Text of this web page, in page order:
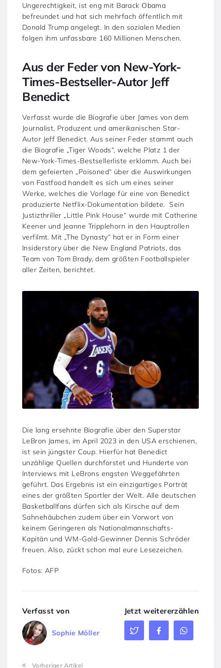
Ungerechtigkeit, ist eng mit Barack Obama
befreundet und hat sich mehrfach öffentlich mit
Donald Trump angelegt. In den sozialen Medien
folgen ihm unfassbare 160 Millionen Menschen.
Aus der Feder von New-York-
Times-Bestseller-Autor Jeff
Benedict
Verfasst wurde die Biografie über James von dem
Journalist, Produzent und amerikanischen Star-
Autor Jeff Benedict. Aus seiner Feder stammt auch
die Biografie „Tiger Woods“, welche Platz 1 der
New-York-Times-Bestsellerliste erklomm. Auch bei
dem gefeierten „Poisoned“ über die Auswirkungen
von Fastfood handelt es sich um eines seiner
Werke, welches die Vorlage für eine von Benedict
produzierte Netflix-Dokumentation bildete. Sein
Justizthriller „Little Pink House“ wurde mit Catherine
Keener und Jeanne Tripplehorn in den Hauptrollen
verfilmt. Mit „The Dynasty“ hat er in Form einer
Insiderstory über die New England Patriots, das
Team von Tom Brady, dem größten Footballspieler
aller Zeiten, berichtet.
Die lang ersehnte Biografie über den Superstar
LeBron James, im April 2023 in den USA erschienen,
ist sein jüngster Coup. Hierfür hat Benedict
unzählige Quellen durchforstet und Hunderte von
Interviews mit LeBrons engsten Weggefährten
geführt. Das Ergebnis ist ein einzigartiges Porträt
eines der größten Sportler der Welt. Alle deutschen
Basketballfans dürfen sich als Kirsche auf dem
Sahnehäubchen zudem über ein Vorwort von
keinem Geringeren als Nationalmannschafts-
Kapitän und WM-Gold-Gewinner Dennis Schröder
freuen. Also, zückt schon mal eure Lesezeichen.
Fotos: AFP
Verfasst von
Sophie Möller
Jetzt weitererzählen
Vorheriger Artikel